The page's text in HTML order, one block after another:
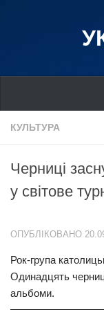
Україна
Дніпро
Львів
Харків
Донбас
Одеса
Схід
КУЛЬТУРА
Черниці
у світове
ОПУБЛІКОВАНО
Рок-група
Одинадцять
альбоми.